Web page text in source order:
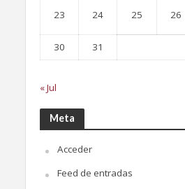
23 24 25 26
30
31
« Jul
Meta
Acceder
Feed de entradas